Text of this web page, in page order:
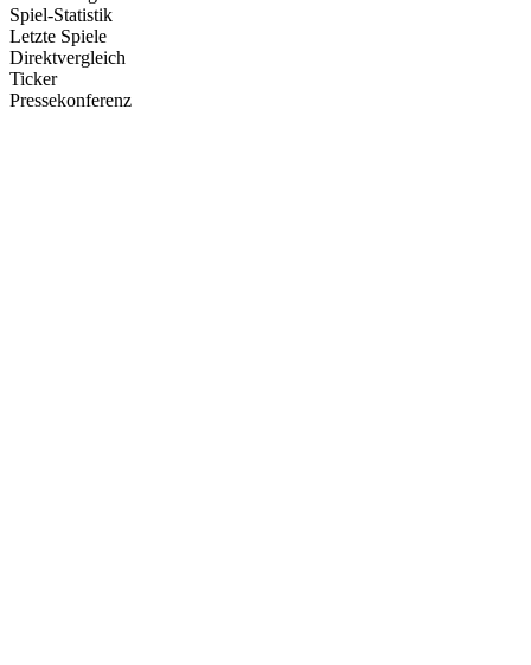
Spiel-Statistik
Letzte Spiele
Direktvergleich
Ticker
Pressekonferenz